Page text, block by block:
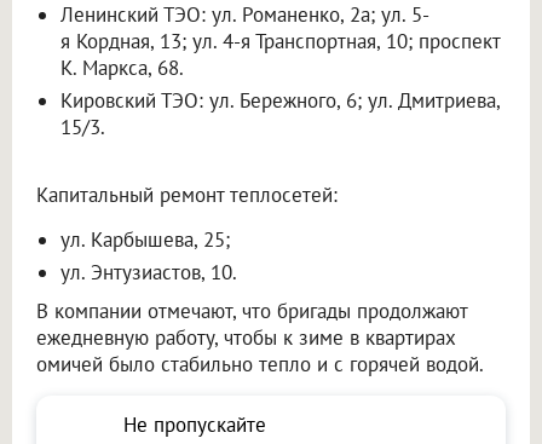
Ленинский ТЭО: ул. Романенко, 2а; ул. 5-
я Кордная, 13; ул. 4-я Транспортная, 10; проспект
К. Маркса, 68.
Кировский ТЭО: ул. Бережного, 6; ул. Дмитриева,
15/3.
Капитальный ремонт теплосетей:
ул. Карбышева, 25;
ул. Энтузиастов, 10.
В компании отмечают, что бригады продолжают
ежедневную работу, чтобы к зиме в квартирах
омичей было стабильно тепло и с горячей водой.
Не пропускайте